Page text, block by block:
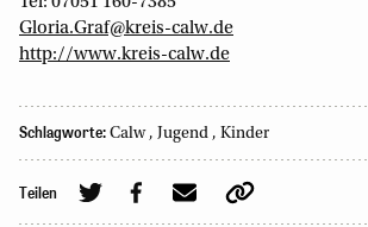
Gloria.Graf@kreis-calw.de
http://www.kreis-calw.de
Schlagworte: Calw , Jugend , Kinder
Teilen